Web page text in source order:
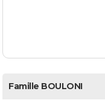
Famille BOULONI